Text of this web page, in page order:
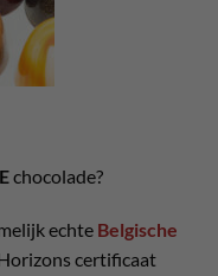
chocolade?
echte Belgische
certificaat